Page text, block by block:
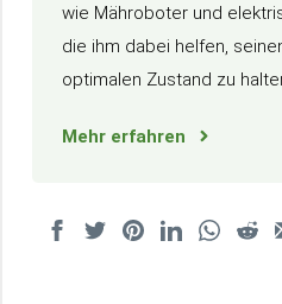
wie Mähroboter und
die ihm dabei helfen,
optimalen Zustand zu
Mehr erfahren